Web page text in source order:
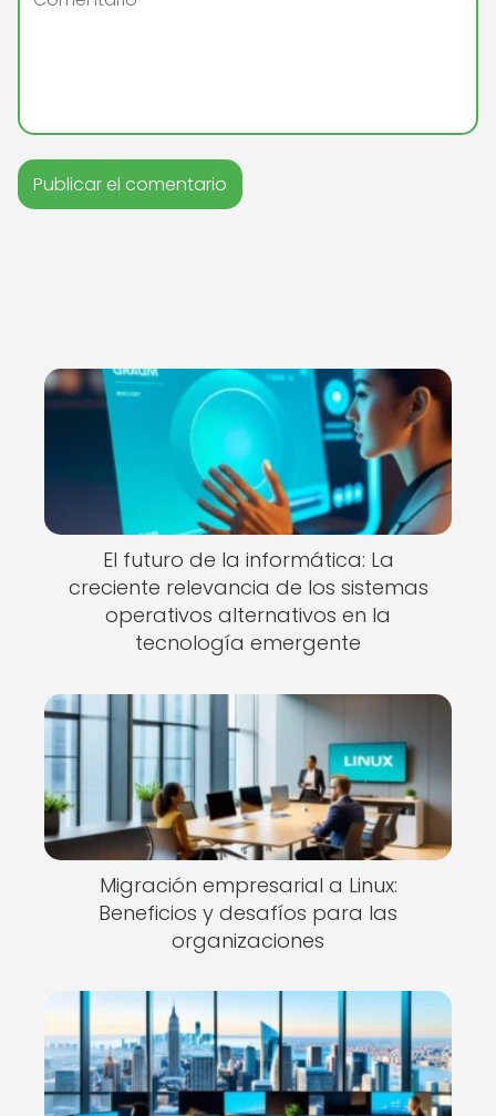
El futuro de la informática: La
creciente relevancia de los sistemas
operativos alternativos en la
tecnología emergente
Migración empresarial a Linux:
Beneficios y desafíos para las
organizaciones